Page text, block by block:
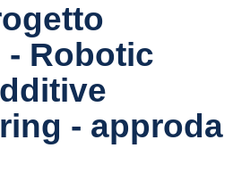
- Robotic
- approda